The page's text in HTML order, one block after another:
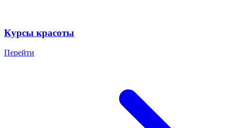
Курсы красоты
Перейти